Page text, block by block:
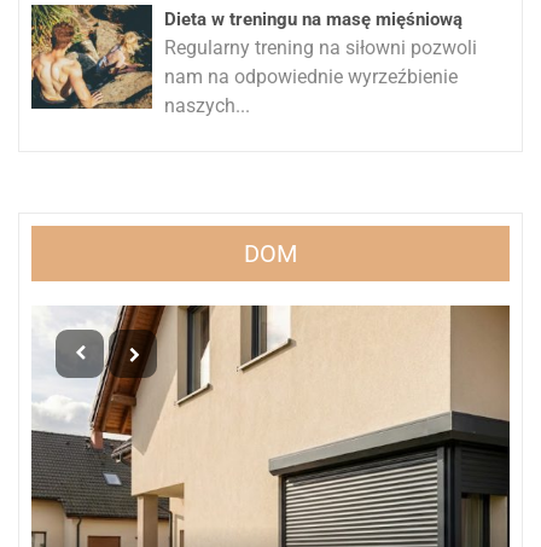
Dieta w treningu na masę mięśniową
Regularny trening na siłowni pozwoli
nam na odpowiednie wyrzeźbienie
naszych...
DOM